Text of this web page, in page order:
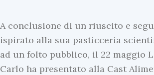
A conclusione di un riuscito e
ispirato alla sua pasticceria
ad un folto pubblico, il 22 maggio
Carlo ha presentato alla Cast